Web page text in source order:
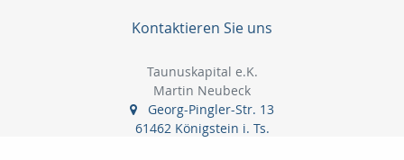
Kontaktieren Sie uns
Taunuskapital e.K.
Martin Neubeck
Georg-Pingler-Str. 13
61462 Königstein i. Ts.